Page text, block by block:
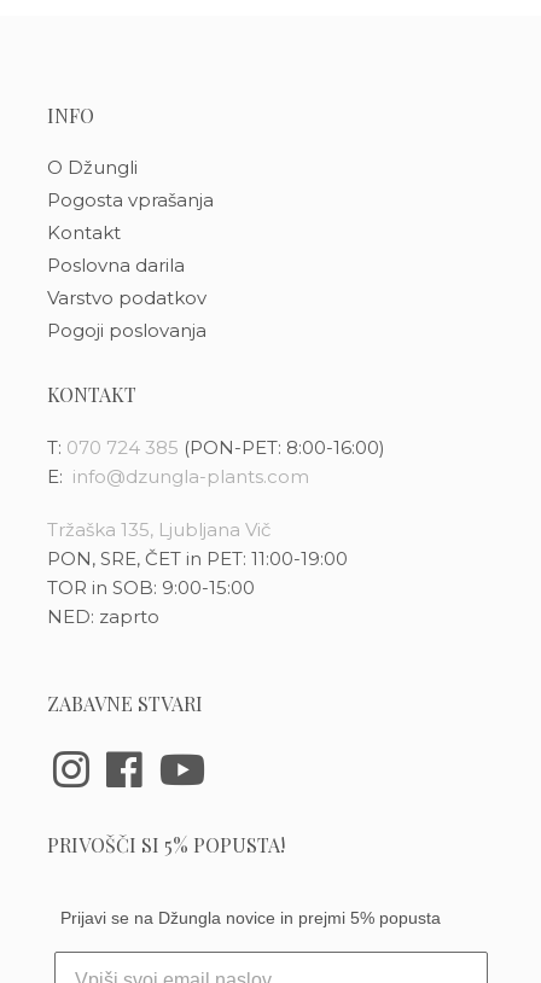
INFO
O Džungli
Pogosta vprašanja
Kontakt
Poslovna darila
Varstvo podatkov
Pogoji poslovanja
KONTAKT
T: 070 724 385 (PON-PET: 8:00-16:00)
E: info@dzungla-plants.com
Tržaška 135, Ljubljana Vič
PON, SRE, ČET in PET: 11:00-19:00
TOR in SOB: 9:00-15:00
NED: zaprto
ZABAVNE STVARI
PRIVOŠČI SI 5% POPUSTA!
Prijavi se na Džungla novice in prejmi 5% popusta